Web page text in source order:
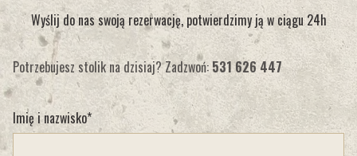
Wyślij do nas swoją rezerwację, potwierdzimy ją w ciągu 24h
Potrzebujesz stolik na dzisiaj? Zadzwoń: 531 626 447
Imię i nazwisko*